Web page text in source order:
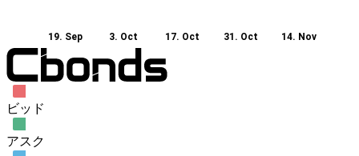
19. Sep 3. Oct 17. Oct 31. Oct 14. Nov
ビッド
アスク